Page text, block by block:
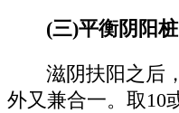
(三)平衡阴阳桩
滋阴扶阳之后
外又兼合一。取10